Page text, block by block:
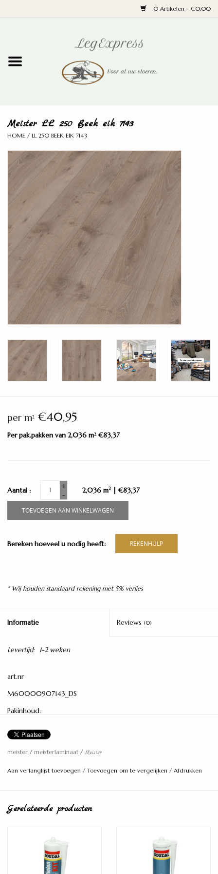
0 Artikelen - €0,00
Parket
Ondervloeren
Plinten
Wand en trap
Legservice
Showroom
Meister LL 250 Beek eik 7143
HOME / LL 250 BEEK EIK 7143
per m2 €40,95
Per pak.pakken van 2,036 m2 €83,37
Aantal :
+
-
2,036 m2 | €83,37
TOEVOEGEN AAN WINKELWAGEN
Bereken hoeveel u nodig heeft: REKENHULP
* Wij houden standaard rekening met 5% verlies
Informatie Reviews (0)
Levertijd: 1-2 weken
art.nr
M60000907143_DS
Pakinhoud:
Lengte:
2,052 meter
Breedte:
10 millimeter
Lange en brede plank
meister / meisterlaminaat / Meister
Aan verlanglijst toevoegen /Toevoegen om te vergelijken / Afdrukken
Gerelateerde producten